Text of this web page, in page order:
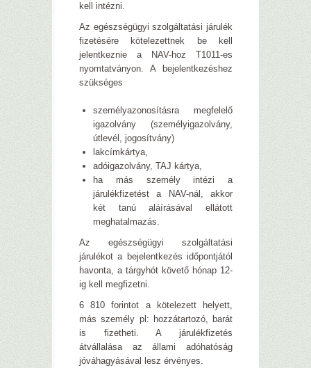
kell intézni.
Az egészségügyi szolgáltatási járulék
fizetésére kötelezettnek be kell
jelentkeznie a NAV-hoz T1011-es
nyomtatványon. A bejelentkezéshez
szükséges
személyazonosításra megfelelő
igazolvány (személyigazolvány,
útlevél, jogosítvány)
lakcímkártya,
adóigazolvány, TAJ kártya,
ha más személy intézi a
járulékfizetést a NAV-nál, akkor
két tanú aláírásával ellátott
meghatalmazás.
Az egészségügyi szolgáltatási
járulékot a bejelentkezés időpontjától
havonta, a tárgyhót követő hónap 12-
ig kell megfizetni.
6 810 forintot a kötelezett helyett,
más személy pl: hozzátartozó, barát
is fizetheti. A járulékfizetés
átvállalása az állami adóhatóság
jóváhagyásával lesz érvényes.